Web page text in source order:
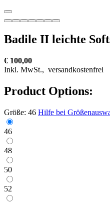
Badile II leichte
€ 100,00
Inkl. MwSt., versandkostenfrei
Product Options:
Größe: 46 Hilfe bei
46
48
50
52